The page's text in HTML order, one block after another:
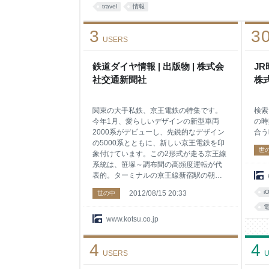
travel 情報
鉄道ダイヤ情報 | 出版物 | 株式会
社交通新聞社
3 USERS
www.kotsu.co.jp
関東の大手私鉄、京王電鉄の特集です。
今年1月、愛らしいデザインの新型車両
2000系がデビューし、先鋭的なデザイン
の5000系とともに、新しい京王電鉄を印
象付けています。この2形式が走る京王線
系統は、笹塚～調布間の高頻度運転が代
表的。ターミナルの京王線新宿駅の朝の
様子とあわせて、列車ダイヤの妙技に迫
ります。 車両ガイドは、自動運転対応化
形式を紹介。京王線のその先にある、高
いても特報します。 詳しく見る
世の中 2012/08/15 20:33
JR
株
検
の
合
世
4 USERS 4